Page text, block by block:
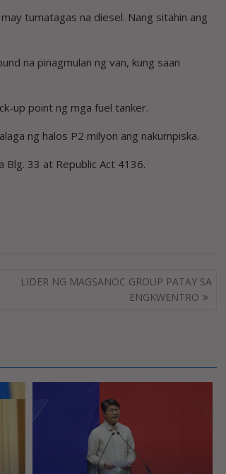
tumatagas na diesel. Nang sitahin ang
na pinagmulan ng van, kung saan
up point ng mga fuel tanker.
ng halos P2 milyon ang nakumpiska.
Blg. 33 at Republic Act 4136.
LIDER NG MAGSANOC GROUP PATAY SA
ENGKWENTRO